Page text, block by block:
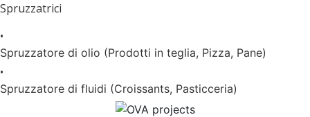
Spruzzatrici
•
Spruzzatore di olio (Prodotti in teglia, Pizza, Pane)
•
Spruzzatore di fluidi (Croissants, Pasticceria)